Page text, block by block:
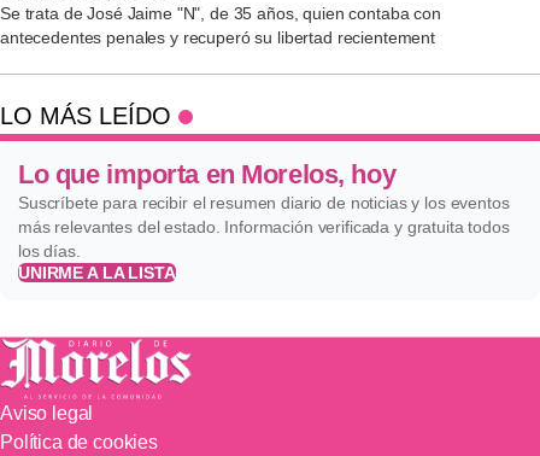
Se trata de José Jaime "N", de 35 años, quien contaba con
antecedentes penales y recuperó su libertad recientement
LO MÁS LEÍDO
Lo que importa en Morelos, hoy
Suscríbete para recibir el resumen diario de noticias y los eventos
más relevantes del estado. Información verificada y gratuita todos
los días.
UNIRME A LA LISTA
Aviso legal
Política de cookies